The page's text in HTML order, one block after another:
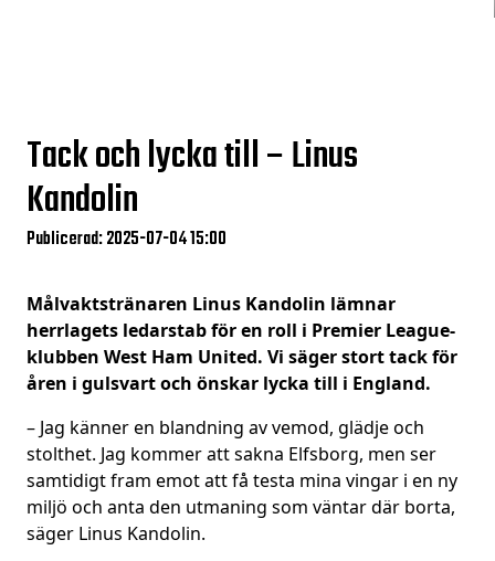
Tack och lycka till – Linus
Kandolin
Publicerad: 2025-07-04 15:00
Målvaktstränaren Linus Kandolin lämnar
herrlagets ledarstab för en roll i Premier League-
klubben West Ham United. Vi säger stort tack för
åren i gulsvart och önskar lycka till i England.
– Jag känner en blandning av vemod, glädje och
stolthet. Jag kommer att sakna Elfsborg, men ser
samtidigt fram emot att få testa mina vingar i en ny
miljö och anta den utmaning som väntar där borta,
säger Linus Kandolin.